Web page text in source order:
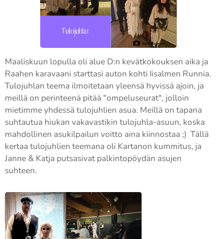
Maaliskuun lopulla oli alue D:n kevätkokouksen aika ja
Raahen karavaani starttasi auton kohti Iisalmen Runnia.
Tulojuhlan teema ilmoitetaan yleensä hyvissä ajoin, ja
meillä on perinteenä pitää "ompeluseurat", jolloin
mietimme yhdessä tulojuhlien asua. Meillä on tapana
suhtautua hiukan vakavastikin tulojuhla-asuun, koska
mahdollinen asukilpailun voitto aina kiinnostaa ;) Tällä
kertaa tulojuhlien teemana oli Kartanon kummitus, ja
Janne & Katja putsasivat palkintopöydän asujen
suhteen.